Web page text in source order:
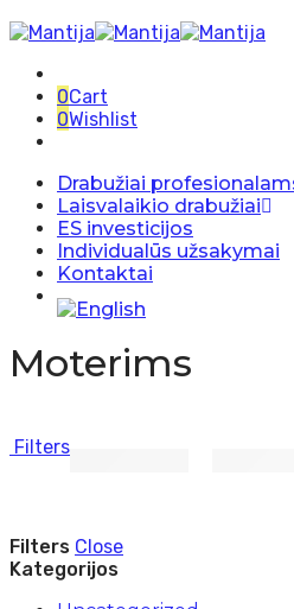
0Cart
0Wishlist
Drabužiai
Laisvalaikio drabužiai
ES investicijos
Individualūs užsakymai
Kontaktai
Moterims
Filters
Filters Close
Kategorijos